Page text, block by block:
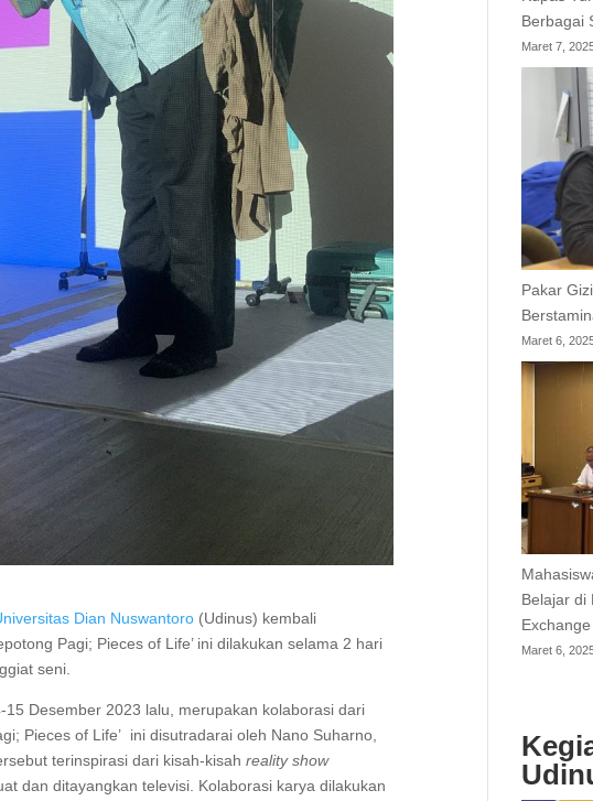
Dian Nuswantoro (Udinus) kembali
Pagi; Pieces of Life’ ini dilakukan selama 2 hari
seni.
Desember 2023 lalu, merupakan kolaborasi dari
Pieces of Life’ ini disutradarai oleh Nano Suharno,
terinspirasi dari kisah-kisahreality show
dan ditayangkan televisi. Kolaborasi karya dilakukan
Berbagai
Maret 7,
Pakar
Maret 6,
Belajar di
Maret 6,